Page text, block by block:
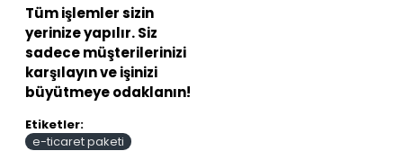
Tüm işlemler sizin
yerinize yapılır. Siz
sadece müşterilerinizi
karşılayın ve işinizi
büyütmeye odaklanın!
Etiketler:
e-ticaret paketi